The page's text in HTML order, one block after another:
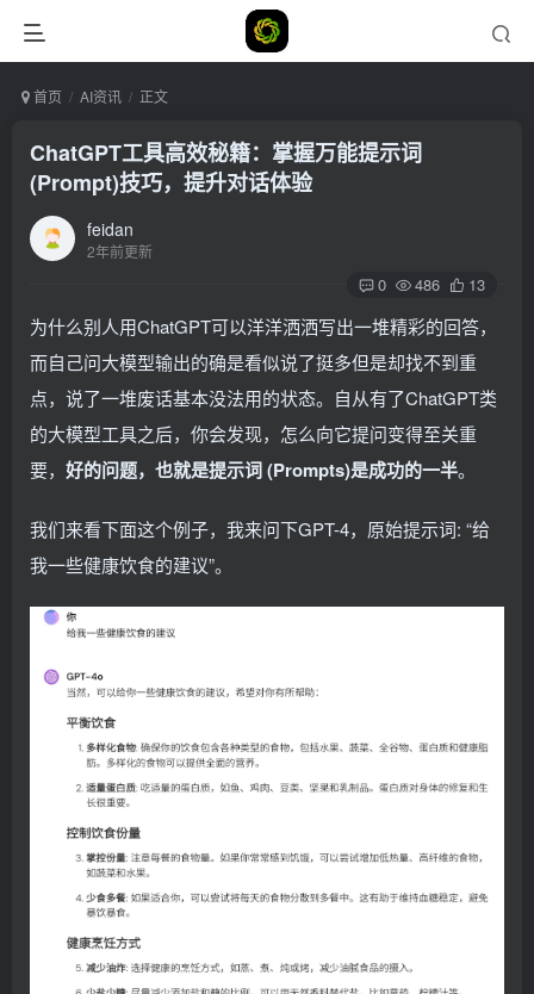
首页 AI资讯 正文
ChatGPT工具高效秘籍：掌握万能提示词
(Prompt)技巧，提升对话体验
feidan
2年前更新
0 486 13
为什么别人用ChatGPT可以洋洋洒洒写出一堆精彩的回答，
而自己问大模型输出的确是看似说了挺多但是却找不到重
点，说了一堆废话基本没法用的状态。自从有了ChatGPT类
的大模型工具之后，你会发现，怎么向它提问变得至关重
要， 好的问题，也就是提示词 (Prompts)是成功的一半。
我们来看下面这个例子，我来问下GPT-4，原始提示词: “给
我一些健康饮食的建议”。